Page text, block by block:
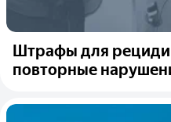
Штрафы для
повторные